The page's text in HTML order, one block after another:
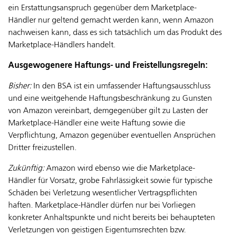
ein Erstattungsanspruch gegenüber dem Marketplace-
Händler nur geltend gemacht werden kann, wenn Amazon
nachweisen kann, dass es sich tatsächlich um das Produkt des
Marketplace-Händlers handelt.
Ausgewogenere Haftungs- und Freistellungsregeln:
Bisher: In den BSA ist ein umfassender Haftungsausschluss
und eine weitgehende Haftungsbeschränkung zu Gunsten
von Amazon vereinbart, demgegenüber gilt zu Lasten der
Marketplace-Händler eine weite Haftung sowie die
Verpflichtung, Amazon gegenüber eventuellen Ansprüchen
Dritter freizustellen.
Zukünftig:Amazon wird ebenso wie die Marketplace-
Händler für Vorsatz, grobe Fahrlässigkeit sowie für typische
Schäden bei Verletzung wesentlicher Vertragspflichten
haften. Marketplace-Händler dürfen nur bei Vorliegen
konkreter Anhaltspunkte und nicht bereits bei behaupteten
Verletzungen von geistigen Eigentumsrechten bzw.